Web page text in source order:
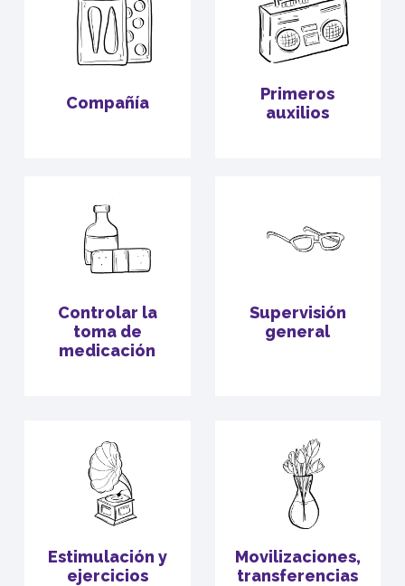
Compañía
Primeros
auxilios
Controlar la
toma de
medicación
Supervisión
general
Estimulación y
ejercicios
Movilizaciones,
transferencias